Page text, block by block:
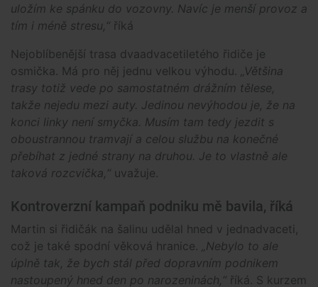
uložím ke spánku do vozovny. Navíc je menší provoz a
tím i méně stresu,“ říká
Nejoblíbenější trasa dvaadvacetiletého řidiče je
osmička. Má pro něj jednu velkou výhodu.
„Většina
trasy totiž vede po samostatném drážním tělese,
takže nejedu mezi auty. Jedinou nevýhodou je, že na
konci linky není smyčka. Musím tam tedy jezdit s
oboustrannou tramvají a celou službu na konečné
přebíhat z jedné strany na druhou. Je to vlastně ale
taková rozcvička,“ uvažuje.
Kontroverzní kampaň podniku mě bavila, říká
Martin si řidičák na šalinu udělal hned v jednadvaceti,
což je také spodní věková hranice.
„Nebylo to ale
úplně tak, že bych stál před dopravním podnikem
nastoupený hned den po narozeninách,“ říká. S kurzem